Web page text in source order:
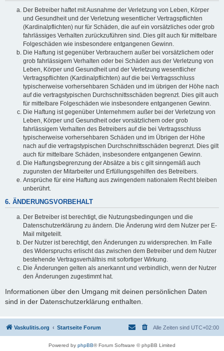
Der Betreiber haftet mit Ausnahme der Verletzung von Leben, Körper
und Gesundheit und der Verletzung wesentlicher Vertragspflichten
(Kardinalpflichten) nur für Schäden, die auf ein vorsätzliches oder grob
fahrlässiges Verhalten zurückzuführen sind. Dies gilt auch für mittelbare
Folgeschäden wie insbesondere entgangenen Gewinn.
Die Haftung ist gegenüber Verbrauchern außer bei vorsätzlichem oder
grob fahrlässigem Verhalten oder bei Schäden aus der Verletzung von
Leben, Körper und Gesundheit und der Verletzung wesentlicher
Vertragspflichten (Kardinalpflichten) auf die bei Vertragsschluss
typischerweise vorhersehbaren Schäden und im übrigen der Höhe nach
auf die vertragstypischen Durchschnittsschäden begrenzt. Dies gilt auch
für mittelbare Folgeschäden wie insbesondere entgangenen Gewinn.
Die Haftung ist gegenüber Unternehmern außer bei der Verletzung von
Leben, Körper und Gesundheit oder vorsätzlichem oder grob
fahrlässigem Verhalten des Betreibers auf die bei Vertragsschluss
typischerweise vorhersehbaren Schäden und im Übrigen der Höhe
nach auf die vertragstypischen Durchschnittsschäden begrenzt. Dies gilt
auch für mittelbare Schäden, insbesondere entgangenen Gewinn.
Die Haftungsbegrenzung der Absätze a bis c gilt sinngemäß auch
zugunsten der Mitarbeiter und Erfüllungsgehilfen des Betreibers.
Ansprüche für eine Haftung aus zwingendem nationalem Recht bleiben
unberührt.
6. ÄNDERUNGSVORBEHALT
Der Betreiber ist berechtigt, die Nutzungsbedingungen und die
Datenschutzerklärung zu ändern. Die Änderung wird dem Nutzer per E-
Mail mitgeteilt.
Der Nutzer ist berechtigt, den Änderungen zu widersprechen. Im Falle
des Widerspruchs erlischt das zwischen dem Betreiber und dem Nutzer
bestehende Vertragsverhältnis mit sofortiger Wirkung.
Die Änderungen gelten als anerkannt und verbindlich, wenn der Nutzer
den Änderungen zugestimmt hat.
Informationen über den Umgang mit deinen persönlichen Daten
sind in der Datenschutzerklärung enthalten.
Vaskulitis.org Startseite Forum Alle Zeiten sind UTC+02:00
Powered by phpBB® Forum Software © phpBB Limited